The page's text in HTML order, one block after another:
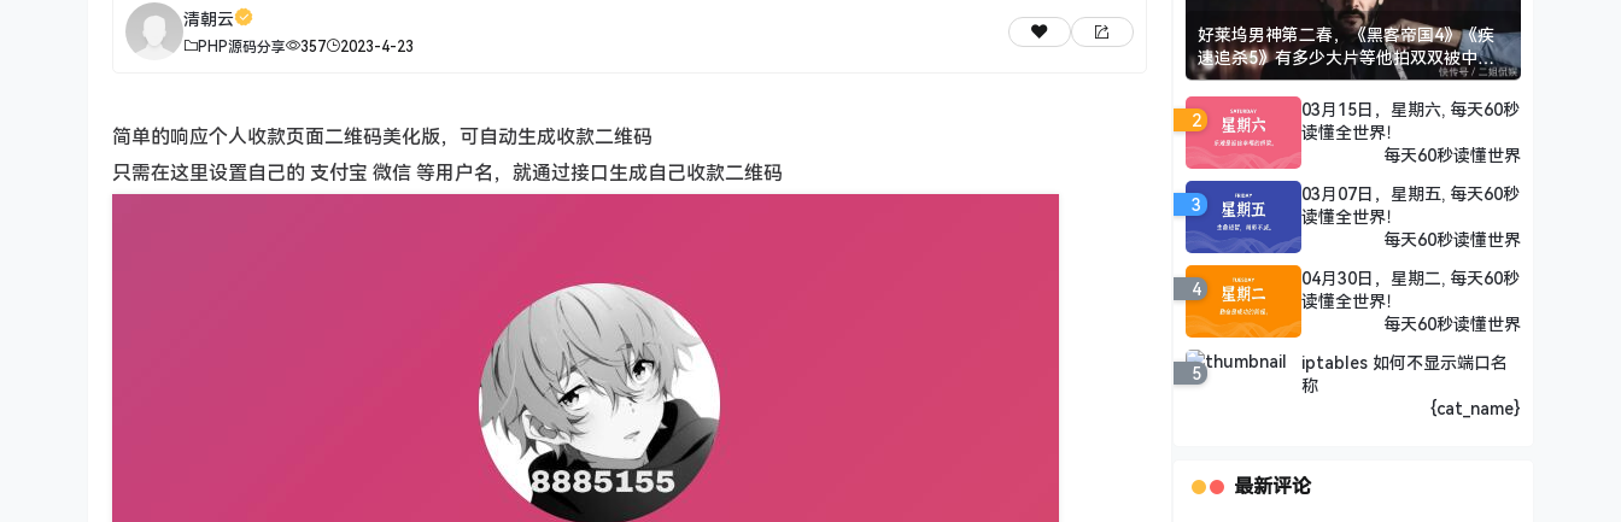
清朝云
PHP源码分享 357 2023-4-23
简单的响应个人收款页面二维码美化版，可自动生成收款二维码
只需在这里设置自己的 支付宝 微信 等用户名，就通过接口生成自己收款二维码
好莱坞男神第二春，《黑客帝国4》《疾
速追杀5》有多少大片等他拍双双被中国
国乒淘汰，来看张本智和兄妹赛后说了什
么？
2
03月15日，星期六, 每天60秒
读懂全世界！
每天60秒读懂世界
3
03月07日，星期五, 每天60秒
读懂全世界！
每天60秒读懂世界
4
04月30日，星期二, 每天60秒
读懂全世界！
每天60秒读懂世界
5
iptables 如何不显示端口名
称
{cat_name}
最新评论